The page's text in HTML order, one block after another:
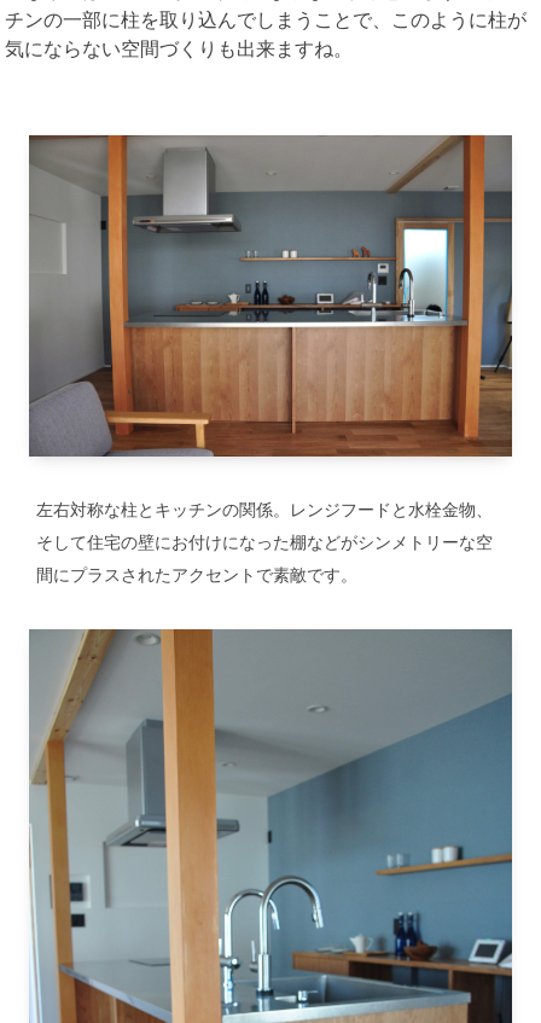
チンの一部に柱を取り込んでしまうことで、このように柱が
気にならない空間づくりも出来ますね。
左右対称な柱とキッチンの関係。レンジフードと水栓金物、
そして住宅の壁にお付けになった棚などがシンメトリーな空
間にプラスされたアクセントで素敵です。